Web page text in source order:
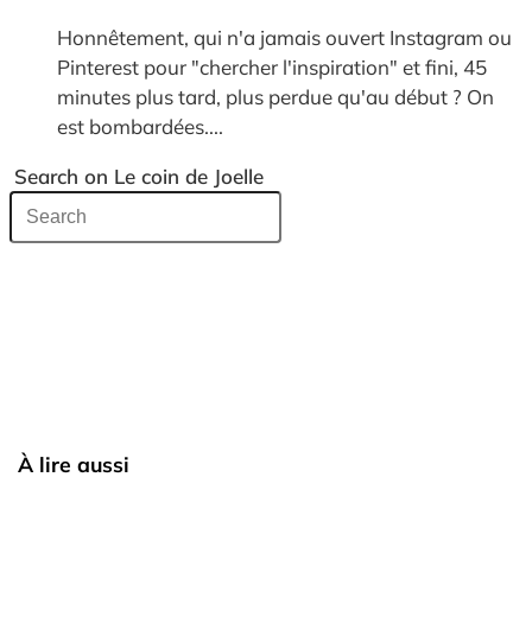
Honnêtement, qui n'a jamais ouvert Instagram ou
Pinterest pour "chercher l'inspiration" et fini, 45
minutes plus tard, plus perdue qu'au début ? On
est bombardées....
Search on Le coin de Joelle
À lire aussi